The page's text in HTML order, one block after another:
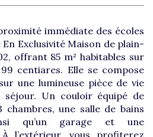
immédiate des écoles
Exclusivité Maison de plain-
offrant 85 m² habitables sur
centiares. Elle se compose
une lumineuse pièce de vie
séjour. Un couloir équipé de
une salle de bains
qu’un garage et une
l’extérieur, vous profiterez